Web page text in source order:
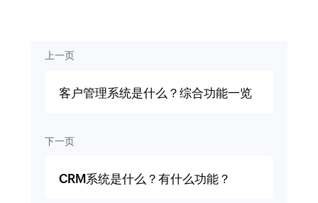
上一页
客户管理系统是什么？综合功能一览
下一页
CRM系统是什么？有什么功能？